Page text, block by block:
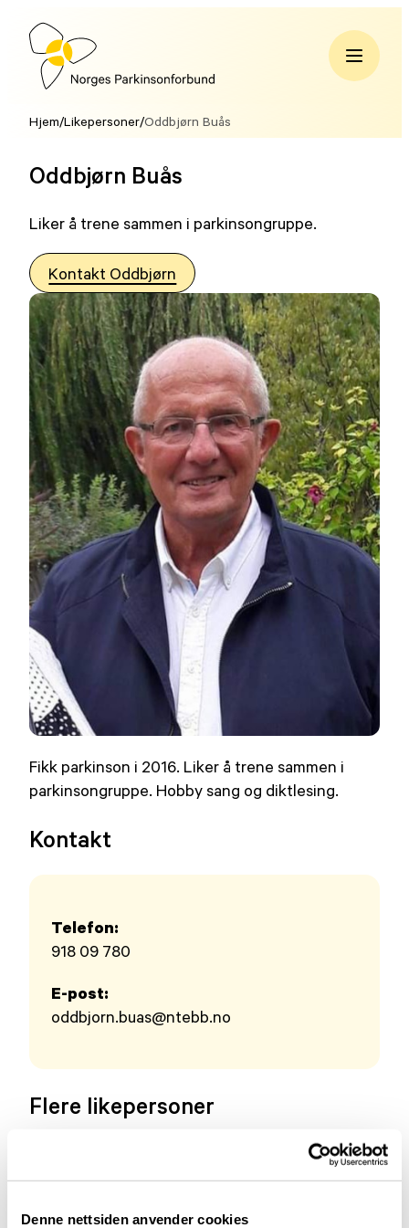
Denne nettsiden anvender cookies
Hopp
innholdNorges
Hjem/Likepersoner/Oddbjørn Buås
Oddbjørn Buås
Liker å trene sammen i parkinsongruppe.
Kontakt Oddbjørn
Fikk parkinson i 2016. Liker å trene sammen i
parkinsongruppe. Hobby sang og diktlesing.
Kontakt
Telefon:
918 09 780
E-post:
oddbjorn.buas@ntebb.no
Flere likepersoner